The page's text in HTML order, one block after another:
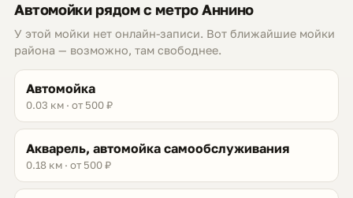
Автомойки рядом с метро Аннино
У этой мойки нет онлайн-записи. Вот ближайшие мойки
района — возможно, там свободнее.
Автомойка
0.03 км · от 500 ₽
Акварель, автомойка самообслуживания
0.18 км · от 500 ₽